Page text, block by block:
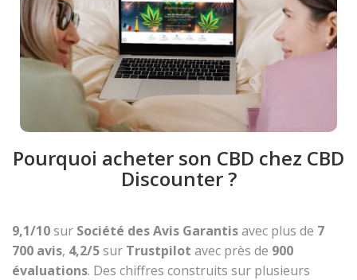
Pourquoi acheter son CBD chez CBD
Discounter ?
9,1/10sur Société des Avis Garantisavec plus de 7
700 avis, 4,2/5sur Trustpilot avec près de 900
évaluations. Des chiffres construits sur plusieurs